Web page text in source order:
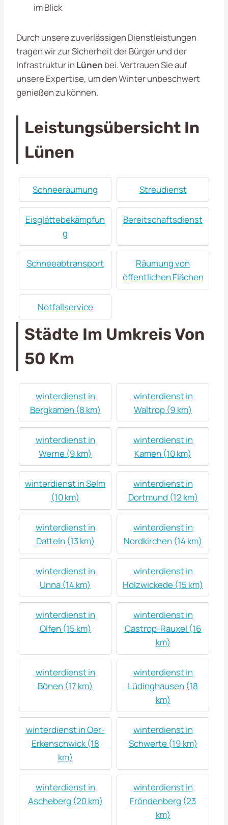
im Blick
Durch unsere zuverlässigen Dienstleistungen
tragen wir zur Sicherheit der Bürger und der
Infrastruktur in Lünen bei. Vertrauen Sie auf
unsere Expertise, um den Winter unbeschwert
genießen zu können.
Leistungsübersicht In
Lünen
Schneeräumung Streudienst
Eisglättebekämpfun
g
Bereitschaftsdienst
Schneeabtransport
Räumung von
öffentlichen Flächen
Notfallservice
Städte Im Umkreis Von
50 Km
winterdienst in
Bergkamen (8 km)
winterdienst in
Waltrop (9 km)
winterdienst in
Werne (9 km)
winterdienst in
Kamen (10 km)
winterdienst in Selm
(10 km)
winterdienst in
Dortmund (12 km)
winterdienst in
Datteln (13 km)
winterdienst in
Nordkirchen (14 km)
winterdienst in
Unna (14 km)
winterdienst in
Holzwickede (15 km)
winterdienst in
Olfen (15 km)
winterdienst in
Castrop-Rauxel (16
km)
winterdienst in
Bönen (17 km)
winterdienst in
Lüdinghausen (18
km)
winterdienst in Oer-
Erkenschwick (18
km)
winterdienst in
Schwerte (19 km)
winterdienst in
Ascheberg (20 km)
winterdienst in
Fröndenberg (23
km)